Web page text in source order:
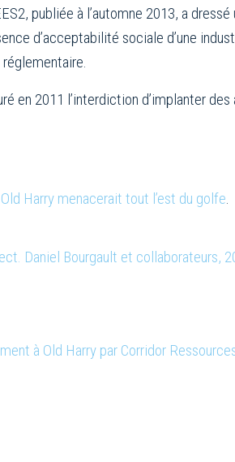
publiée à l’automne 2013, a dressé
d’acceptabilité sociale d’une
réglementaire.
en 2011 l’interdiction d’implanter
Harry menacerait tout l’est du golfe.
Daniel Bourgault et collaborateurs,
à Old Harry par Corridor